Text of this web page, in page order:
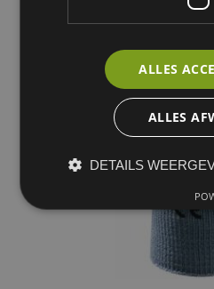
ALLES
ALLES
DETAILS